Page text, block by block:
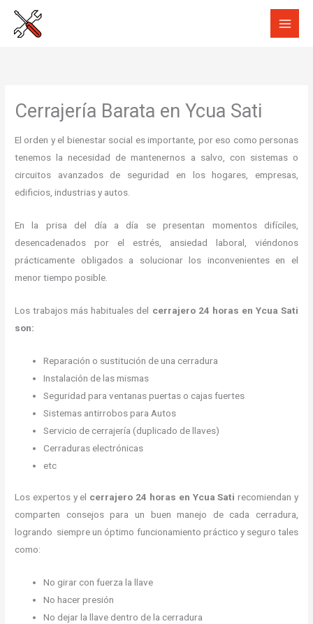
Cerrajería Barata en Ycua Sati
El orden y el bienestar social es importante, por eso como personas
tenemos la necesidad de mantenernos a salvo, con sistemas o
circuitos avanzados de seguridad en los hogares, empresas,
edificios, industrias y autos.
En la prisa del día a día se presentan momentos difíciles,
desencadenados por el estrés, ansiedad laboral, viéndonos
prácticamente obligados a solucionar los inconvenientes en el
menor tiempo posible.
Los trabajos más habituales del cerrajero 24 horas en Ycua Sati
son:
Reparación o sustitución de una cerradura
Instalación de las mismas
Seguridad para ventanas puertas o cajas fuertes
Sistemas antirrobos para Autos
Servicio de cerrajería (duplicado de llaves)
Cerraduras electrónicas
etc
Los expertos y el cerrajero 24 horas en Ycua Sati recomiendan y
comparten consejos para un buen manejo de cada cerradura,
logrando siempre un óptimo funcionamiento práctico y seguro tales
como:
No girar con fuerza la llave
No hacer presión
No dejar la llave dentro de la cerradura